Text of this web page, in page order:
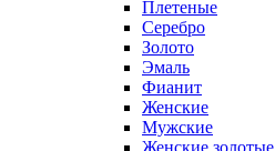
Плетеные
Серебро
Золото
Эмаль
Фианит
Женские
Мужские
Женские золотые